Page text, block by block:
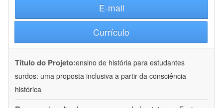
E-mail
Currículo
Título do Projeto:ensino de história para estudantes
surdos: uma proposta inclusiva a partir da consciência
histórica